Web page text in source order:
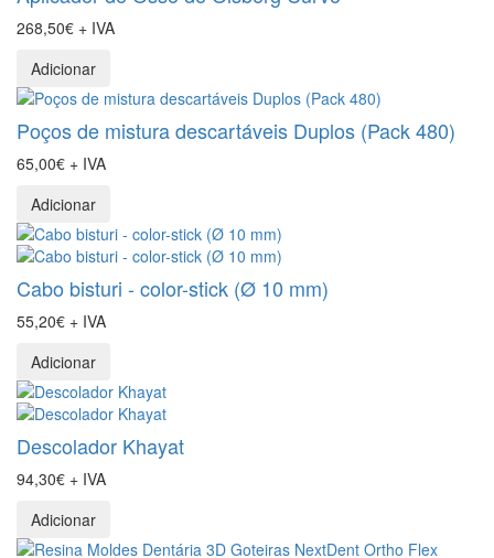
268,50€ + IVA
Adicionar
Poços de mistura descartáveis Duplos (Pack 480)
65,00€ + IVA
Adicionar
Cabo bisturi - color-stick (Ø 10 mm)
55,20€ + IVA
Adicionar
Descolador Khayat
94,30€ + IVA
Adicionar